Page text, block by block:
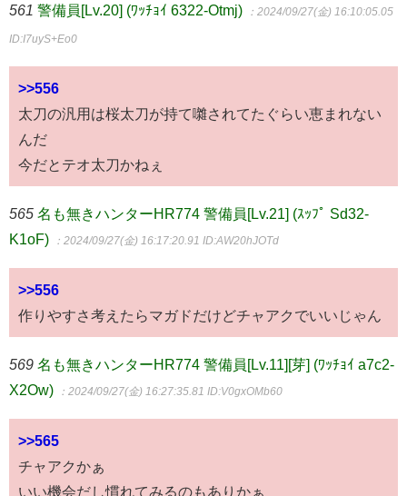
561 警備員[Lv.20] (ﾜｯﾁｮｲ 6322-Otmj) ：2024/09/27(金) 16:10:05.05
ID:I7uyS+Eo0
>>556
太刀の汎用は桜太刀が持て囃されてたぐらい恵まれない
んだ
今だとテオ太刀かねぇ
565 名も無きハンターHR774 警備員[Lv.21] (ｽｯﾌﾟ Sd32-
K1oF)
：2024/09/27(金) 16:17:20.91 ID:AW20hJOTd
>>556
作りやすさ考えたらマガドだけどチャアクでいいじゃん
569 名も無きハンターHR774 警備員[Lv.11][芽] (ﾜｯﾁｮｲ a7c2-
X2Ow)
：2024/09/27(金) 16:27:35.81 ID:V0gxOMb60
>>565
チャアクかぁ
いい機会だし慣れてみるのもありかぁ